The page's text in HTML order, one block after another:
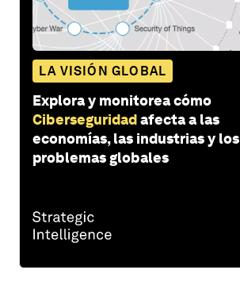
LA VISIÓN GLOBAL
Explora y monitorea cómo
Ciberseguridadafecta a las
economías, las industrias y los
problemas globales